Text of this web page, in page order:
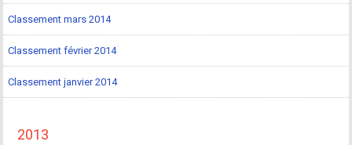
Classement mars 2014
Classement février 2014
Classement janvier 2014
2013